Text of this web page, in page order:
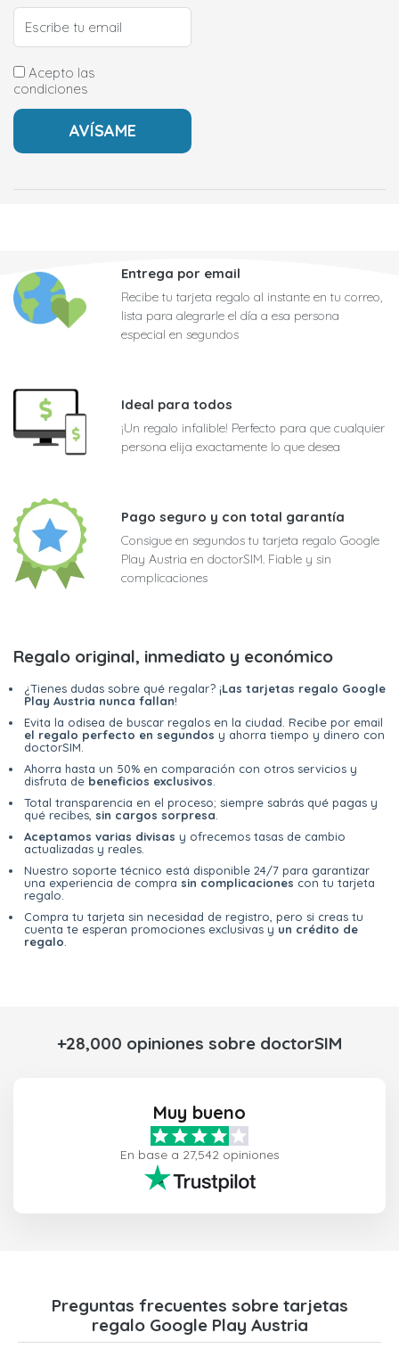
Acepto las
condiciones
Entrega por email
Recibe tu tarjeta regalo al instante en tu correo,
lista para alegrarle el día a esa persona
especial en segundos
Ideal para todos
¡Un regalo infalible! Perfecto para que cualquier
persona elija exactamente lo que desea
Pago seguro y con total garantía
Consigue en segundos tu tarjeta regalo Google
Play Austria en doctorSIM. Fiable y sin
complicaciones
Regalo original, inmediato y económico
¿Tienes dudas sobre qué regalar? ¡Las tarjetas regalo Google
Play Austria nunca fallan!
Evita la odisea de buscar regalos en la ciudad. Recibe por email
el regalo perfecto en segundos y ahorra tiempo y dinero con
doctorSIM.
Ahorra hasta un 50% en comparación con otros servicios y
disfruta de beneficios exclusivos
Total transparencia en el proceso; siempre sabrás qué pagas y
qué recibes, sin cargos sorpresa
Aceptamos varias divisas y ofrecemos tasas de cambio
actualizadas y reales.
Nuestro soporte técnico está disponible 24/7 para garantizar
una experiencia de compra sin complicaciones con tu tarjeta
regalo.
Compra tu tarjeta sin necesidad de registro, pero si creas tu
cuenta te esperan promociones exclusivas y un crédito de
regalo
+28,000 opiniones sobre doctorSIM
Muy bueno
En base a 27,542 opiniones
Preguntas frecuentes sobre tarjetas
regalo Google Play Austria